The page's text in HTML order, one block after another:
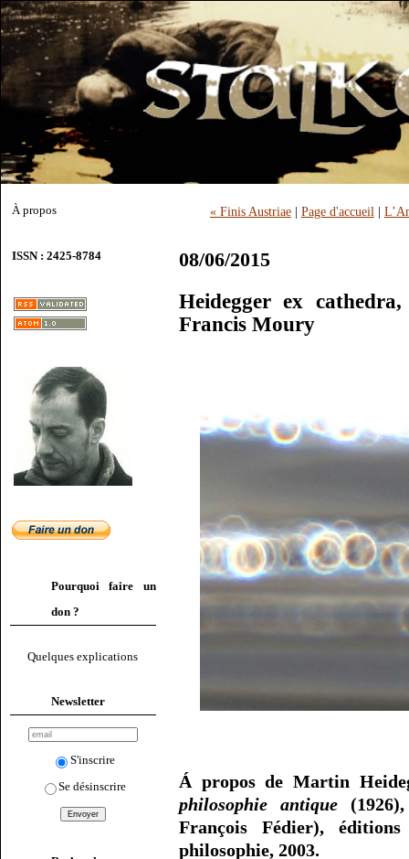
À propos
ISSN : 2425-8784
Pourquoi faire un
don ?
Quelques explications
Newsletter
S'inscrire
Se désinscrire
« Finis Austriae| Page d'accueil |
08/06/2015
Heidegger ex
Francis Moury
Á propos de Martin
philosophie antique
François Fédier),
philosophie, 2003.